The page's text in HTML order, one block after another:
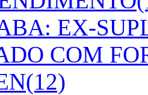
EX-
COM